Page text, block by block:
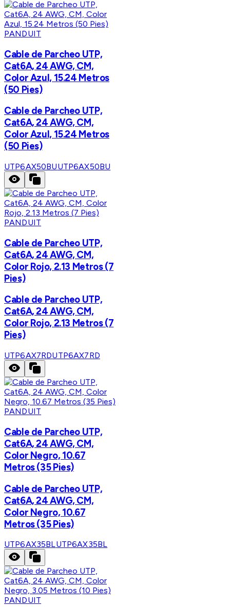
PANDUIT
Cable de Parcheo UTP,
Cat6A, 24 AWG, CM,
Color Azul, 15.24 Metros
(50 Pies)
Cable de Parcheo UTP,
Cat6A, 24 AWG, CM,
Color Azul, 15.24 Metros
(50 Pies)
UTP6AX50BUUTP6AX50BU
PANDUIT
Cable de Parcheo UTP,
Cat6A, 24 AWG, CM,
Color Rojo, 2.13 Metros (7
Pies)
Cable de Parcheo UTP,
Cat6A, 24 AWG, CM,
Color Rojo, 2.13 Metros (7
Pies)
UTP6AX7RDUTP6AX7RD
PANDUIT
Cable de Parcheo UTP,
Cat6A, 24 AWG, CM,
Color Negro, 10.67
Metros (35 Pies)
Cable de Parcheo UTP,
Cat6A, 24 AWG, CM,
Color Negro, 10.67
Metros (35 Pies)
UTP6AX35BLUTP6AX35BL
PANDUIT